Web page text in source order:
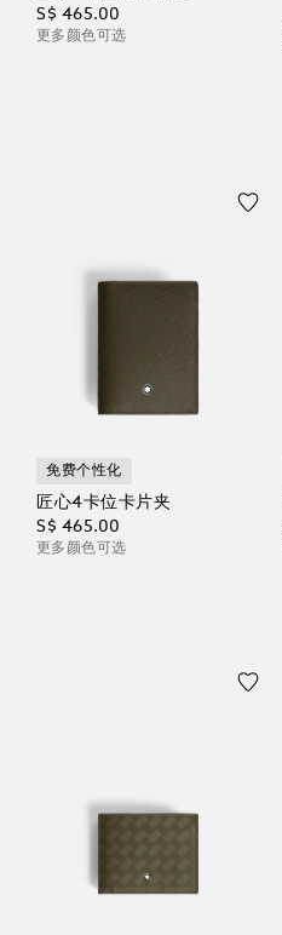
S$ 465.00
更多颜色可选
免费个性化
匠心4卡位卡片夹
S$ 465.00
更多颜色可选